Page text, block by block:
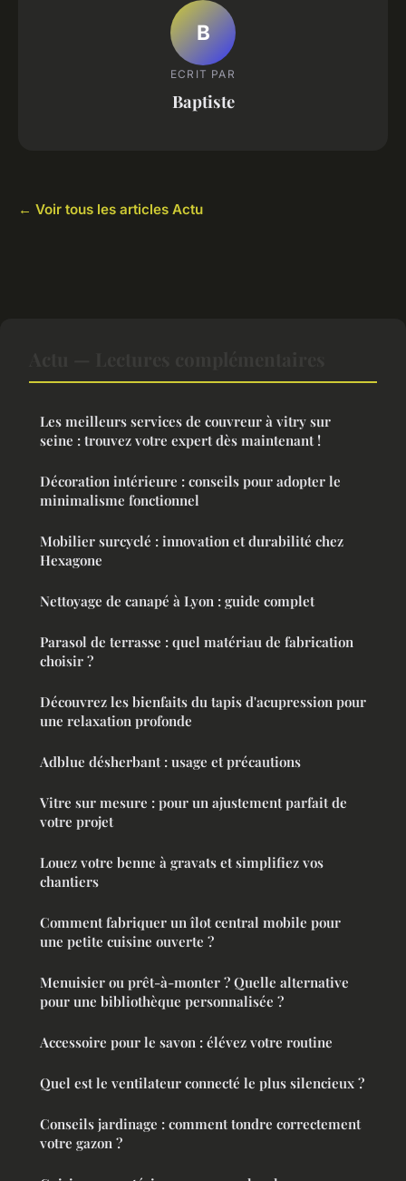
B
ECRIT PAR
Baptiste
← Voir tous les articles Actu
Les meilleurs services de couvreur à vitry sur
seine : trouvez votre expert dès maintenant !
Décoration intérieure : conseils pour adopter le
minimalisme fonctionnel
Mobilier surcyclé : innovation et durabilité chez
Hexagone
Nettoyage de canapé à Lyon : guide complet
Parasol de terrasse : quel matériau de fabrication
choisir ?
Découvrez les bienfaits du tapis d'acupression pour
une relaxation profonde
Adblue désherbant : usage et précautions
Vitre sur mesure : pour un ajustement parfait de
votre projet
Louez votre benne à gravats et simplifiez vos
chantiers
Comment fabriquer un îlot central mobile pour
une petite cuisine ouverte ?
Menuisier ou prêt-à-monter ? Quelle alternative
pour une bibliothèque personnalisée ?
Accessoire pour le savon : élévez votre routine
Quel est le ventilateur connecté le plus silencieux ?
Conseils jardinage : comment tondre correctement
votre gazon ?